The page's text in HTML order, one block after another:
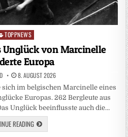
TOPPNEWS
Unglück von Marcinelle
Europa
8. AUGUST 2026
sich im belgischen Marcinelle eines
Europas. 262 Bergleute aus
Unglück beeinflusste auch die…
READING